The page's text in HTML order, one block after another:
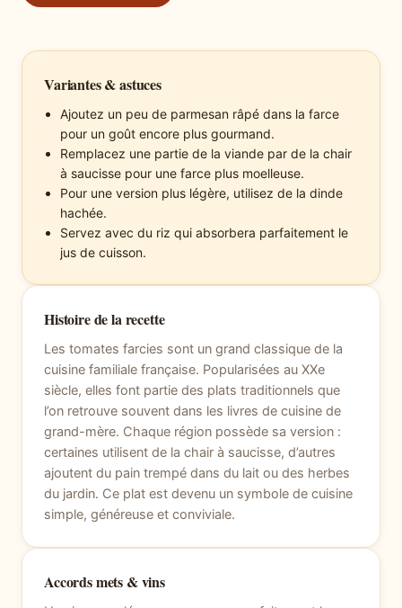
Variantes & astuces
Ajoutez un peu de parmesan râpé dans la farce
pour un goût encore plus gourmand.
Remplacez une partie de la viande par de la chair
à saucisse pour une farce plus moelleuse.
Pour une version plus légère, utilisez de la dinde
hachée.
Servez avec du riz qui absorbera parfaitement le
jus de cuisson.
Histoire de la recette
Les tomates farcies sont un grand classique de la
cuisine familiale française. Popularisées au XXe
siècle, elles font partie des plats traditionnels que
l’on retrouve souvent dans les livres de cuisine de
grand-mère. Chaque région possède sa version :
certaines utilisent de la chair à saucisse, d’autres
ajoutent du pain trempé dans du lait ou des herbes
du jardin. Ce plat est devenu un symbole de cuisine
simple, généreuse et conviviale.
Accords mets & vins